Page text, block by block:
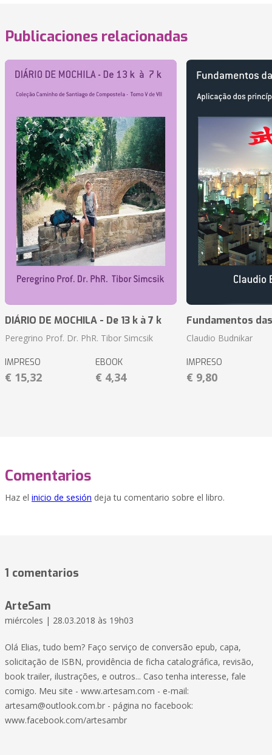
Publicaciones relacionadas
DIÁRIO DE MOCHILA - De 13 k à 7 k
Peregrino Prof. Dr. PhR. Tibor Simcsik
IMPRESO
€ 15,32
EBOOK
€ 4,34
Fundamentos
Claudio Budnikar
IMPRESO
€ 9,80
Comentarios
Haz el inicio de sesión deja tu comentario sobre el libro.
1 comentarios
ArteSam
miércoles | 28.03.2018 às 19h03
Olá Elias, tudo bem? Faço serviço de conversão epub, capa,
solicitação de ISBN, providência de ficha catalográfica, revisão,
book trailer, ilustrações, e outros... Caso tenha interesse, fale
comigo. Meu site - www.artesam.com - e-mail:
artesam@outlook.com.br - página no facebook:
www.facebook.com/artesambr